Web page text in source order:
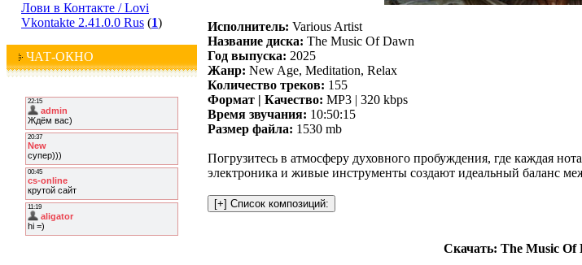
Лови в Контакте / Lovi
Vkontakte 2.41.0.0 Rus (1)
ЧАТ-ОКНО
Исполнитель: Various Artist
Название диска: The Music Of Dawn
Год выпуска: 2025
Жанр: New Age, Meditation, Relax
Количество треков: 155
Формат | Качество: MP3 | 320 kbps
Время звучания: 10:50:15
Размер файла: 1530 mb
Погрузитесь в атмосферу духовного пробуждения, где каждая
электроника и живые инструменты создают идеальный баланс
Скачать: The Music Of